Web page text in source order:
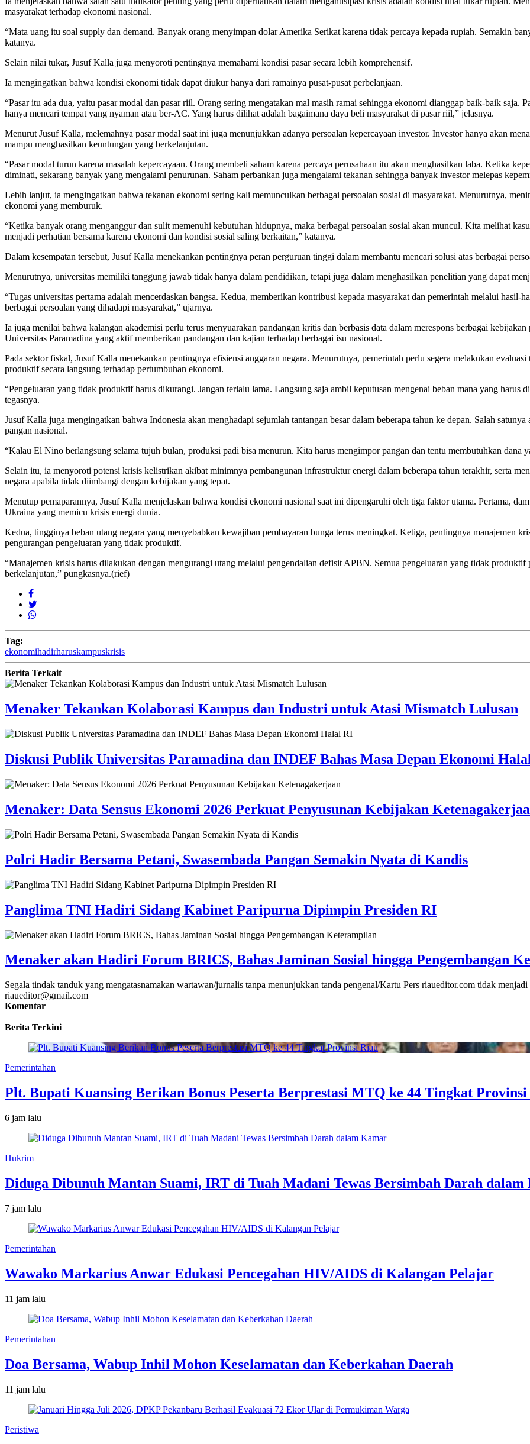
masyarakat terhadap ekonomi nasional.
“Mata uang itu soal supply dan demand. Banyak orang menyimpan dolar Amerika Serikat karena tidak percaya kepada rupiah. Semakin
katanya.
Selain nilai tukar, Jusuf Kalla juga menyoroti pentingnya memahami kondisi pasar secara lebih komprehensif.
Ia mengingatkan bahwa kondisi ekonomi tidak dapat diukur hanya dari ramainya pusat-pusat perbelanjaan.
“Pasar itu ada dua, yaitu pasar modal dan pasar riil. Orang sering mengatakan mal masih ramai sehingga ekonomi dianggap baik-baik saja.
hanya mencari tempat yang nyaman atau ber-AC. Yang harus dilihat adalah bagaimana daya beli masyarakat di pasar riil,” jelasnya.
Menurut Jusuf Kalla, melemahnya pasar modal saat ini juga menunjukkan adanya persoalan kepercayaan investor. Investor hanya akan
mampu menghasilkan keuntungan yang berkelanjutan.
“Pasar modal turun karena masalah kepercayaan. Orang membeli saham karena percaya perusahaan itu akan menghasilkan laba. Ketika
diminati, sekarang banyak yang mengalami penurunan. Saham perbankan juga mengalami tekanan sehingga banyak investor melepas
Lebih lanjut, ia mengingatkan bahwa tekanan ekonomi sering kali memunculkan berbagai persoalan sosial di masyarakat. Menurutnya,
ekonomi yang memburuk.
“Ketika banyak orang menganggur dan sulit memenuhi kebutuhan hidupnya, maka berbagai persoalan sosial akan muncul. Kita melihat
menjadi perhatian bersama karena ekonomi dan kondisi sosial saling berkaitan,” katanya.
Dalam kesempatan tersebut, Jusuf Kalla menekankan pentingnya peran perguruan tinggi dalam membantu mencari solusi atas berbagai
Menurutnya, universitas memiliki tanggung jawab tidak hanya dalam pendidikan, tetapi juga dalam menghasilkan penelitian yang dapat
“Tugas universitas pertama adalah mencerdaskan bangsa. Kedua, memberikan kontribusi kepada masyarakat dan pemerintah melalui hasil-
berbagai persoalan yang dihadapi masyarakat,” ujarnya.
Ia juga menilai bahwa kalangan akademisi perlu terus menyuarakan pandangan kritis dan berbasis data dalam merespons berbagai
Universitas Paramadina yang aktif memberikan pandangan dan kajian terhadap berbagai isu nasional.
Pada sektor fiskal, Jusuf Kalla menekankan pentingnya efisiensi anggaran negara. Menurutnya, pemerintah perlu segera melakukan
produktif secara langsung terhadap pertumbuhan ekonomi.
“Pengeluaran yang tidak produktif harus dikurangi. Jangan terlalu lama. Langsung saja ambil keputusan mengenai beban mana yang harus
tegasnya.
Jusuf Kalla juga mengingatkan bahwa Indonesia akan menghadapi sejumlah tantangan besar dalam beberapa tahun ke depan. Salah
pangan nasional.
“Kalau El Nino berlangsung selama tujuh bulan, produksi padi bisa menurun. Kita harus mengimpor pangan dan tentu membutuhkan dana
Selain itu, ia menyoroti potensi krisis kelistrikan akibat minimnya pembangunan infrastruktur energi dalam beberapa tahun terakhir, serta
negara apabila tidak diimbangi dengan kebijakan yang tepat.
Menutup pemaparannya, Jusuf Kalla menjelaskan bahwa kondisi ekonomi nasional saat ini dipengaruhi oleh tiga faktor utama. Pertama,
Ukraina yang memicu krisis energi dunia.
Kedua, tingginya beban utang negara yang menyebabkan kewajiban pembayaran bunga terus meningkat. Ketiga, pentingnya manajemen
pengurangan pengeluaran yang tidak produktif.
“Manajemen krisis harus dilakukan dengan mengurangi utang melalui pengendalian defisit APBN. Semua pengeluaran yang tidak
berkelanjutan,” pungkasnya.(rief)
Tag:
ekonomihadirharuskampuskrisis
Berita Terkait
Menaker Tekankan Kolaborasi Kampus dan Industri untuk Atasi Mismatch Lulusan
Diskusi Publik Universitas Paramadina dan INDEF Bahas Masa Depan Ekonomi
Menaker: Data Sensus Ekonomi 2026 Perkuat Penyusunan Kebijakan
Polri Hadir Bersama Petani, Swasembada Pangan Semakin Nyata di Kandis
Panglima TNI Hadiri Sidang Kabinet Paripurna Dipimpin Presiden RI
Menaker akan Hadiri Forum BRICS, Bahas Jaminan Sosial hingga Pengembangan
Segala tindak tanduk yang mengatasnamakan wartawan/jurnalis tanpa menunjukkan tanda pengenal/Kartu Pers riaueditor.com tidak
riaueditor@gmail.com
Komentar
Berita Terkini
Pemerintahan
Plt. Bupati Kuansing Berikan Bonus Peserta Berprestasi MTQ ke 44 Tingkat
6 jam lalu
Hukrim
Diduga Dibunuh Mantan Suami, IRT di Tuah Madani Tewas Bersimbah Darah
7 jam lalu
Pemerintahan
Wawako Markarius Anwar Edukasi Pencegahan HIV/AIDS di Kalangan Pelajar
11 jam lalu
Pemerintahan
Doa Bersama, Wabup Inhil Mohon Keselamatan dan Keberkahan Daerah
11 jam lalu
Peristiwa